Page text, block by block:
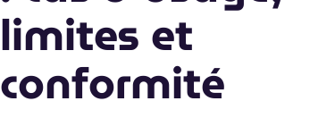
limites et
conformité